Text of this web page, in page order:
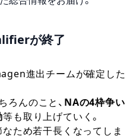
が終了
進出チームが確定した
ろんのこと、 NAの4枠争い
等も取り上げていく。
ため若干長くなってしま